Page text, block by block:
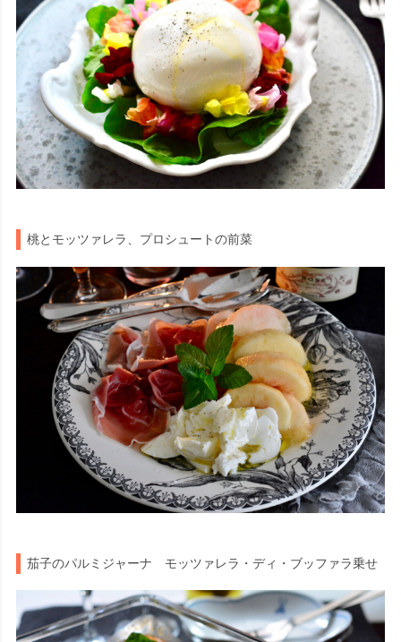
桃とモッツァレラ、プロシュートの前菜
茄子のパルミジャーナ モッツァレラ・ディ・ブッファラ乗せ